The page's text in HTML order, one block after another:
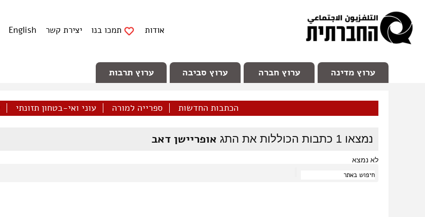
אודות תמכו בנו יצירת קשר English
ערוץ מדינה ערוץ חברה ערוץ סביבה ערוץ תרבות
הכתבות החדשות ספרייה למורה עוני ואי-בטחון תזונתי
נמצאו 1 כתבות הכוללות את התג אופריישן דאב
לא נמצא